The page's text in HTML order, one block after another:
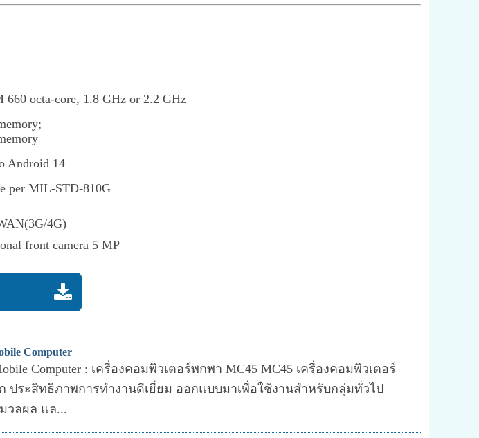
660 octa-core, 1.8 GHz or 2.2 GHz
Android 14
per MIL-STD-810G
WWAN(3G/4G)
optional front camera 5 MP
Computer
Computer : เครื่องคอมพิวเตอร์พกพา MC45 MC45 เครื่องคอมพิวเตอร์
ประสิทธิภาพการทำงานดีเยี่ยม ออกแบบมาเพื่อใช้งานสำหรับกลุ่มทั่วไป
วลผล แล...